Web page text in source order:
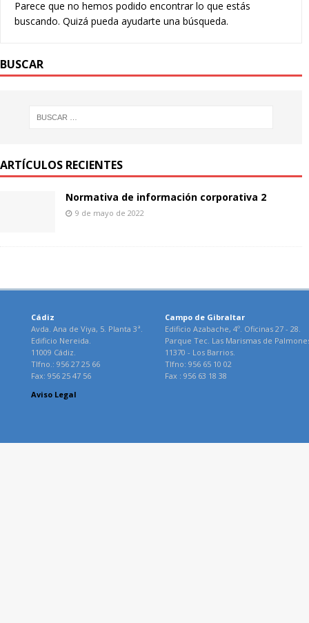
Parece que no hemos podido encontrar lo que estás
buscando. Quizá pueda ayudarte una búsqueda.
BUSCAR
ARTÍCULOS RECIENTES
Normativa de información corporativa 2
9 de mayo de 2022
Cádiz
Avda. Ana de Viya, 5. Planta 3ª.
Edificio Nereida.
11009 Cádiz.
Tlfno.: 956 27 25 66
Fax: 956 25 47 56
Campo de Gibraltar
Edificio Azabache, 4º. Oficinas 27 - 28.
Parque Tec. Las Marismas de
11370 - Los Barrios.
Tlfno: 956 65 10 02
Fax : 956 63 18 38
Aviso Legal